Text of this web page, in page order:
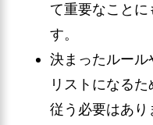
て重要なこと
す。
決まったルール
リストになる
従う必要はあり